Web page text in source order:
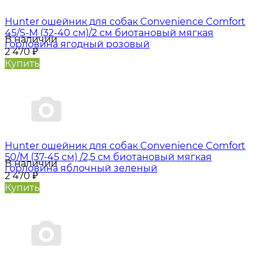
Hunter oшейник для собак Convenience Comfort
45/S-M (32-40 см)/2 см биотановый мягкая
горловина ягодный розовый
В наличии
2 470₽
Купить
Hunter oшейник для собак Convenience Comfort
50/M (37-45 см) /2,5 см биотановый мягкая
горловина яблочный зеленый
В наличии
2 470₽
Купить